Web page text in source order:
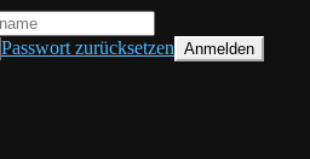
Passwort zurücksetzen